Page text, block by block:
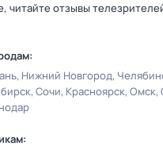
читайте отзывы
Нижний Новгород
Сочи Красноярск Омск